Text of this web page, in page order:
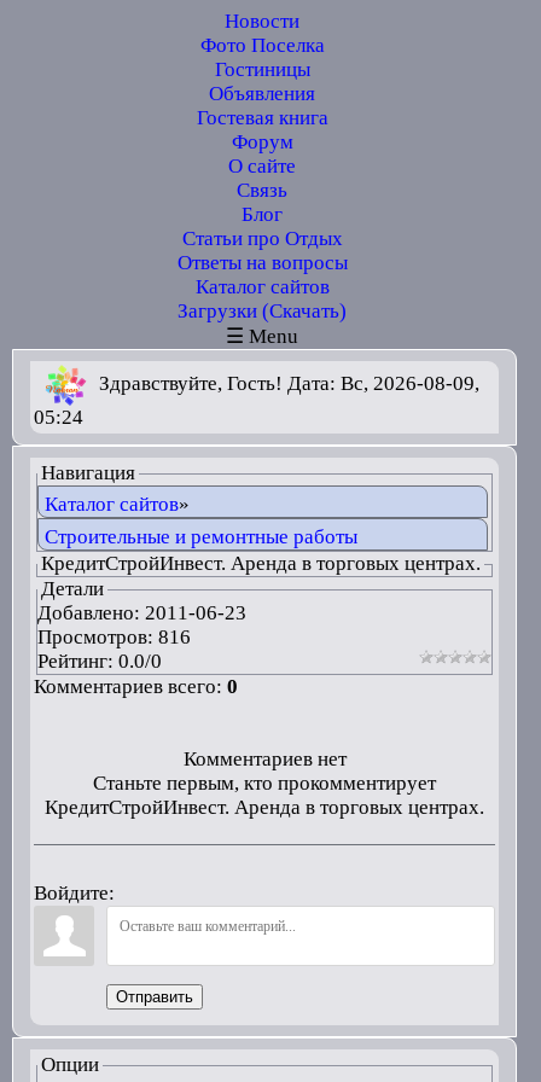
Новости
Фото Поселка
Гостиницы
Объявления
Гостевая книга
Форум
О сайте
Связь
Блог
Статьи про Отдых
Ответы на вопросы
Каталог сайтов
Загрузки (Скачать)
☰ Menu
Здравствуйте, Гость! Дата: Вс, 2026-08-09,
05:24
Навигация
Каталог сайтов»
Строительные и ремонтные работы
КредитСтройИнвест. Аренда в торговых центрах.
Детали
Добавлено: 2011-06-23
Просмотров: 816
Рейтинг: 0.0/0
Комментариев всего: 0
Комментариев нет
Станьте первым, кто прокомментирует
КредитСтройИнвест. Аренда в торговых центрах.
Войдите:
Отправить
Опции